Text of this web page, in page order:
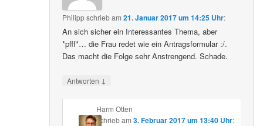
Philippschriebam21. Januar 2017 um 14:25 Uhr:
An sich sicher ein Interessantes Thema, aber
*pfff*… die Frau redet wie ein Antragsformular :/.
Das macht die Folge sehr Anstrengend. Schade.
Antworten ↓
Harm Otten
schriebam 3. Februar 2017 um 13:40 Uhr: